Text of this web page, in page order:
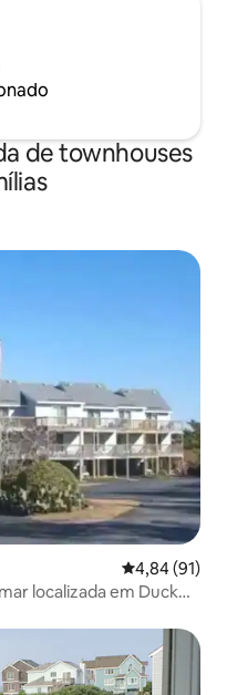
de townhouses
4,84 de uma
4,84 (91)
localizada em Duck